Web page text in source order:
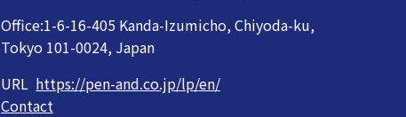
Office:1-6-16-405 Kanda-Izumicho, Chiyoda-ku,
Tokyo 101-0024, Japan
URL https://pen-and.co.jp/lp/en/
Contact